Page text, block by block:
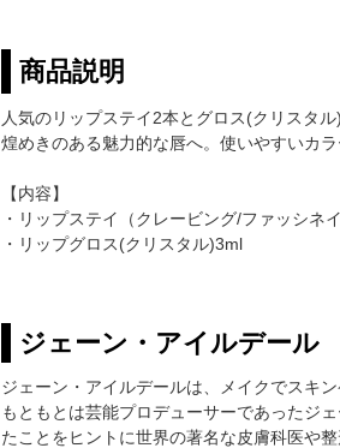
商品説明
人気のリップステイ2本とグロス(クリスタル
煌めきのある魅力的な唇へ。使いやすいカラ
【内容】
・リップステイ（クレービング/ファッシネ
・リップグロス(クリスタル)3ml
ジェーン・アイルデール
ジェーン・アイルデールは、メイクでスキ
もともとは芸能プロデューサーであったジ
たことをヒントに世界の著名な皮膚科医や